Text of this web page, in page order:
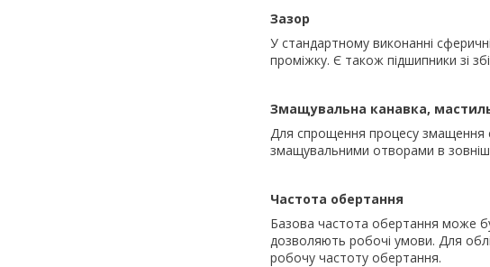
Зазор
У стандартному виконанні
проміжку. Є також підшипники зі
Змащувальна канавка,
Для спрощення процесу змащення
змащувальними отворами в
Частота обертання
Базова частота обертання може
дозволяють робочі умови. Для
робочу частоту обертання.